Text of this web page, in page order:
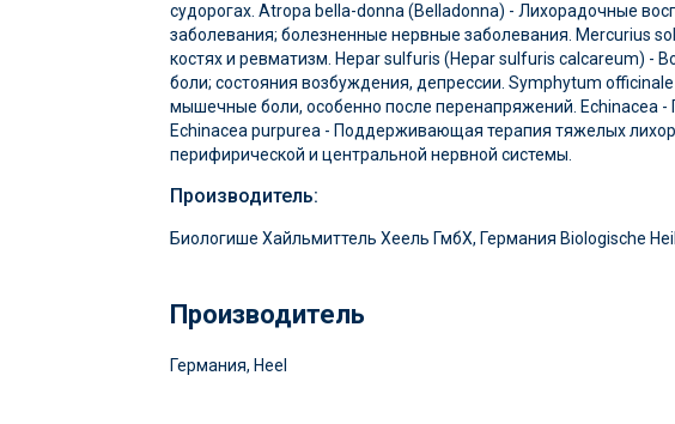
судорогах. Atropa bella-donna (Belladonna) - Лихорадочные
заболевания; болезненные нервные заболевания. Mercurius
костях и ревматизм. Hepar sulfuris (Hepar sulfuris calcareum) -
боли; состояния возбуждения, депрессии. Symphytum
мышечные боли, особенно после перенапряжений.
Echinacea purpurea - Поддерживающая терапия тяжелых
перифирической и центральной нервной системы.
Производитель:
Биологише Хайльмиттель Хеель ГмбХ, Германия Biologische
Производитель
Германия, Heel